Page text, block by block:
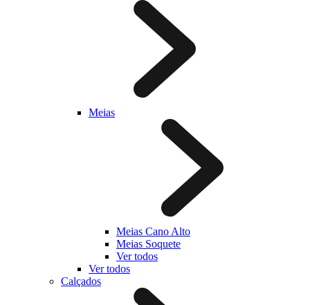
Meias
Meias Cano Alto
Meias Soquete
Ver todos
Ver todos
Calçados